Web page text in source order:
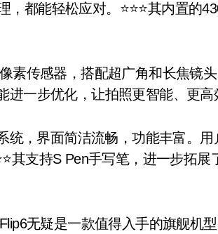
都能轻松应对。⭐️⭐️⭐️其内置的
传感器，搭配超广角和长焦镜头
一步优化，让拍照更智能、更高
，界面简洁流畅，功能丰富。用
其支持S Pen手写笔，进一步拓展
无疑是一款值得入手的旗舰机